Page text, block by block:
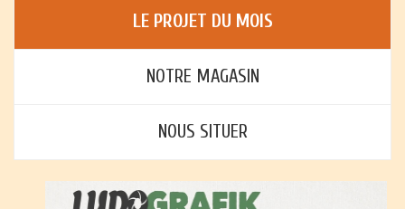
LE PROJET DU MOIS
NOTRE MAGASIN
NOUS SITUER